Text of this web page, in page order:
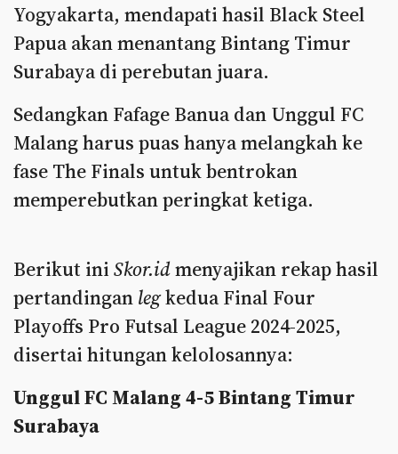
Yogyakarta, mendapati hasil Black Steel
Papua akan menantang Bintang Timur
Surabaya di perebutan juara.
Sedangkan Fafage Banua dan Unggul FC
Malang harus puas hanya melangkah ke
fase The Finals untuk bentrokan
memperebutkan peringkat ketiga.
Berikut ini Skor.idmenyajikan rekap hasil
pertandingan legkedua Final Four
Playoffs Pro Futsal League 2024-2025,
disertai hitungan kelolosannya:
Unggul FC Malang 4-5 Bintang Timur
Surabaya